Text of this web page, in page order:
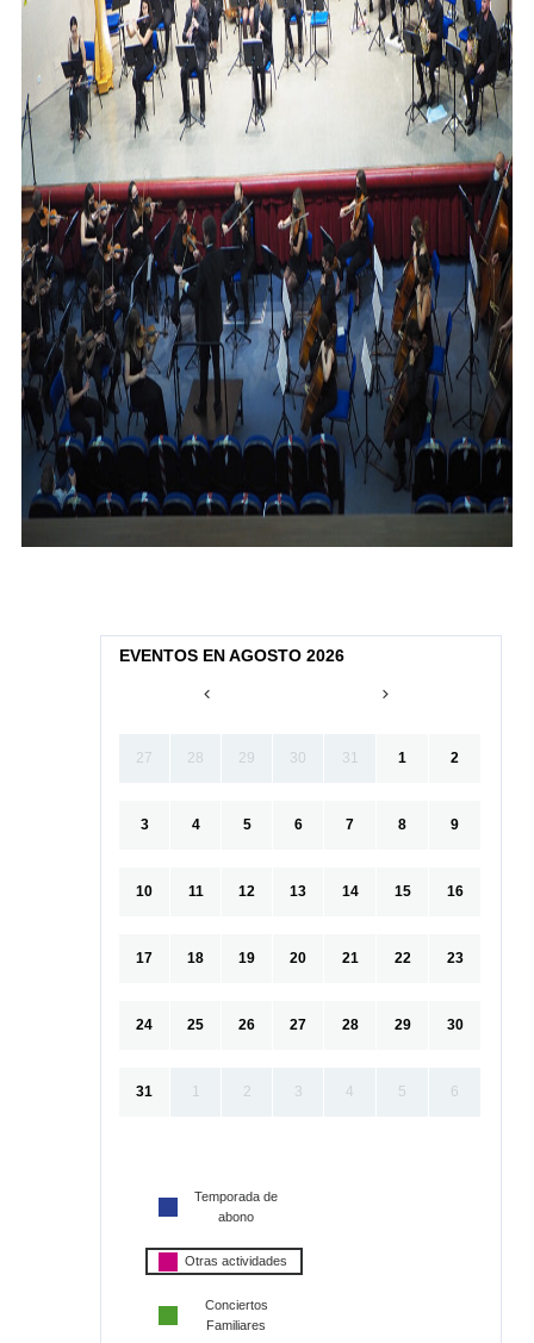
EVENTOS EN AGOSTO 2026
27 28 29 30 31 1 2
3 4 5 6 7 8 9
10 11 12 13 14 15 16
17 18 19 20 21 22 23
24 25 26 27 28 29 30
31 1 2 3 4 5 6
Temporada de
abono
Otras actividades
Conciertos
Familiares